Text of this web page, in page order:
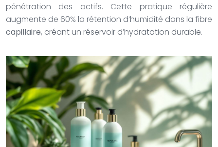
pénétration des actifs. Cette pratique régulière
augmente de 60% la rétention d’humidité dans la fibre
capillaire, créant un réservoir d’hydratation durable.